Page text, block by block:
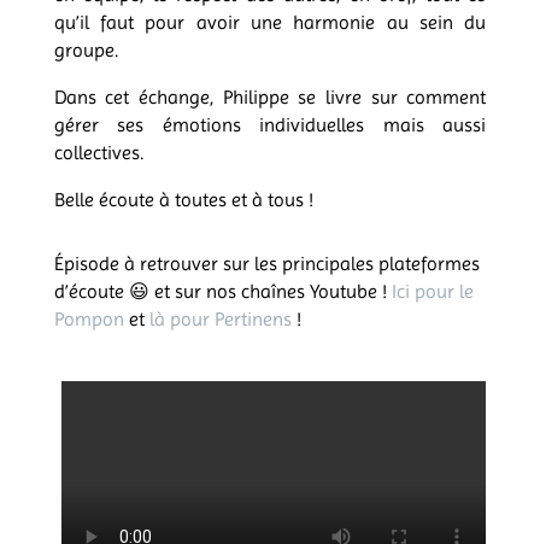
qu’il faut pour avoir une harmonie au sein du
groupe.
Dans cet échange, Philippe se livre sur comment
gérer ses émotions individuelles mais aussi
collectives.
Belle écoute à toutes et à tous !
Épisode à retrouver sur les principales plateformes
d’écoute 😃 et sur nos chaînes Youtube ! Ici pour le
Pompon et là pour Pertinens!